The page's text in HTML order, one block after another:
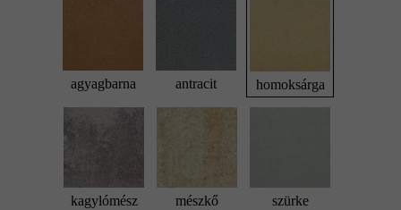
agyagbarna antracit homoksárga
kagylómész
mészkő
szürke